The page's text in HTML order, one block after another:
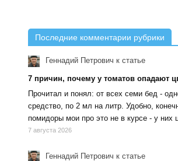
Последние комментарии рубрики
Геннадий Петрович к статье
7 причин, почему у томатов опадают
Прочитал и понял: от всех семи бед -
средство, по 2 мл на литр. Удобно,
помидоры мои про это не в курсе - у них
7 августа 2026
Геннадий Петрович к статье